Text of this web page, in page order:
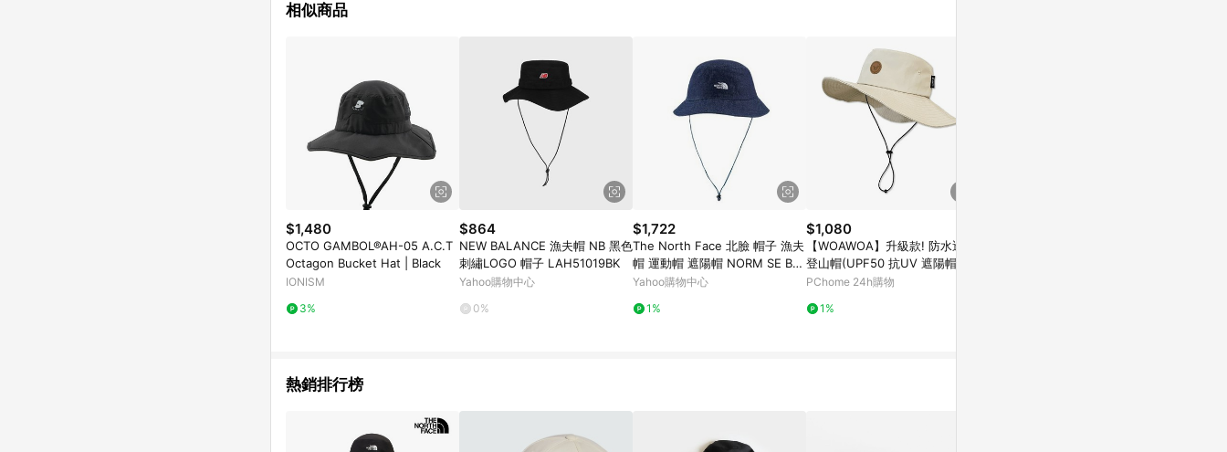
相似商品
$1,480
OCTO GAMBOL®AH-05 A.C.T
Octagon Bucket Hat | Black
IONISM
3%
$864
NEW BALANCE 漁夫帽 NB 黑色
刺繡LOGO 帽子 LAH51019BK
Yahoo購物中心
0%
$1,722
The North Face 北臉 帽子 漁夫
帽 運動帽 遮陽帽 NORM SE BU
CKET 藍 NF0A8CGJAL7
Yahoo購物中心
1%
$1,080
【WOAWOA】升級款! 防水透氣
登山帽(UPF50 抗UV 遮陽帽 防
曬帽 防水登山帽 防潑水 防雨 登
PChome 24h購物
1%
熱銷排行榜